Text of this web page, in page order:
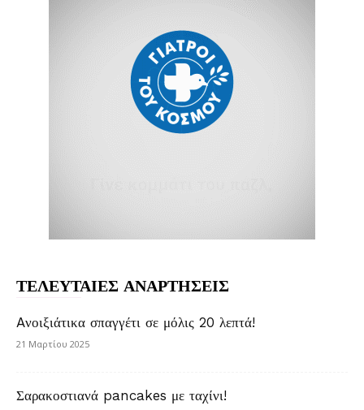
ΤΕΛΕΥΤΑΙΕΣ ΑΝΑΡΤΗΣΕΙΣ
Aνοιξιάτικα σπαγγέτι σε μόλις 20 λεπτά!
21 Μαρτίου 2025
Σαρακοστιανά pancakes με ταχίνι!